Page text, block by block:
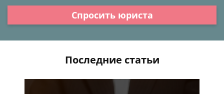
Спросить юриста
Последние статьи